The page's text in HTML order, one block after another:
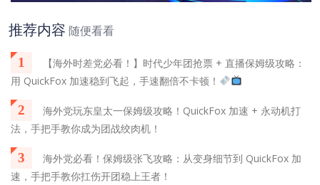
推荐内容 随便看看
1
【海外时差党必看！】时代少年团抢票 + 直播保姆级攻略：
用 QuickFox 加速稳到飞起，手速翻倍不卡顿！
2
海外党玩东皇太一保姆级攻略！QuickFox 加速 + 永动机打
法，手把手教你成为团战绞肉机！
3
海外党必看！保姆级张飞攻略：从变身细节到 QuickFox 加
速，手把手教你扛伤开团稳上王者！